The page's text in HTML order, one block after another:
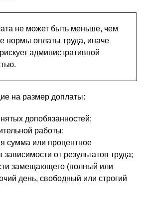
не может быть меньше, чем
нормы оплаты труда, иначе
административной
на размер доплаты:
допобязанностей;
работы;
сумма или процентное
от результатов труда;
замещающего (полный или
день, свободный или строгий